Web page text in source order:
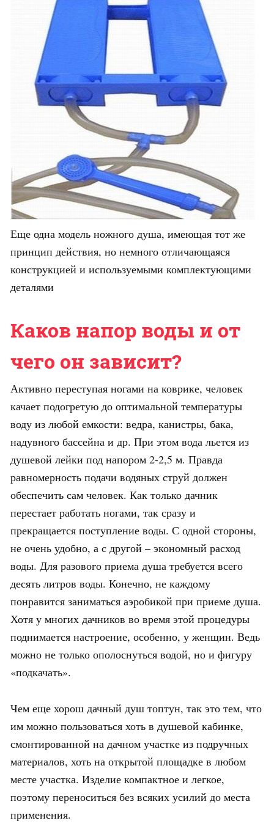
Еще одна модель ножного душа, имеющая тот же
принцип действия, но немного отличающаяся
конструкцией и используемыми комплектующими
деталями
Каков напор воды и от
чего он зависит?
Активно переступая ногами на коврике, человек
качает подогретую до оптимальной температуры
воду из любой емкости: ведра, канистры, бака,
надувного бассейна и др. При этом вода льется из
душевой лейки под напором 2-2,5 м. Правда
равномерность подачи водяных струй должен
обеспечить сам человек. Как только дачник
перестает работать ногами, так сразу и
прекращается поступление воды. С одной стороны,
не очень удобно, а с другой – экономный расход
воды. Для разового приема душа требуется всего
десять литров воды. Конечно, не каждому
понравится заниматься аэробикой при приеме душа.
Хотя у многих дачников во время этой процедуры
поднимается настроение, особенно, у женщин. Ведь
можно не только ополоснуться водой, но и фигуру
«подкачать».
Чем еще хорош дачный душ топтун, так это тем, что
им можно пользоваться хоть в душевой кабинке,
смонтированной на дачном участке из подручных
материалов, хоть на открытой площадке в любом
месте участка. Изделие компактное и легкое,
поэтому переноситься без всяких усилий до места
применения.